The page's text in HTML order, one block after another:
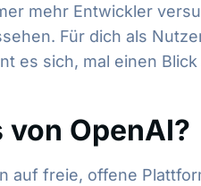
mehr Entwickler
Für dich als
es sich, mal einen
OpenAI?
auf freie, offene